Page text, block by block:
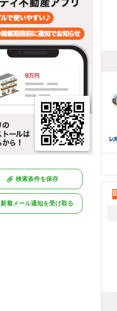
検索条件を保存
新着メール通知を受け取る